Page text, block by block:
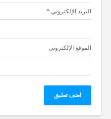
البريد الإلكتروني *
الموقع الإلكتروني